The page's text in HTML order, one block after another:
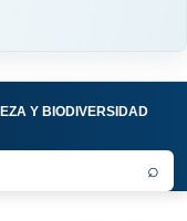
Y BIODIVERSIDAD
⌕